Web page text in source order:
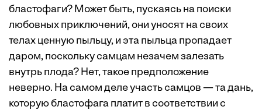
бластофаги? Может быть, пускаясь на поиски
любовных приключений, они уносят на своих
телах ценную пыльцу, и эта пыльца пропадает
даром, поскольку самцам незачем залезать
внутрь плода? Нет, такое предположение
неверно. На самом деле участь самцов — та дань,
которую бластофага платит в соответствии с